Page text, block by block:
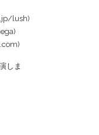
lush)
)
)
しま